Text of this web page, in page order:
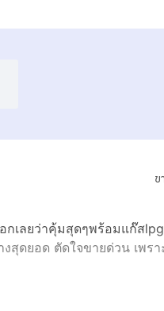
ข
กเลยว่าคุ้มสุดๆพร้อมแก๊ส
งสุดยอด ตัดใจขายด่วน เพร